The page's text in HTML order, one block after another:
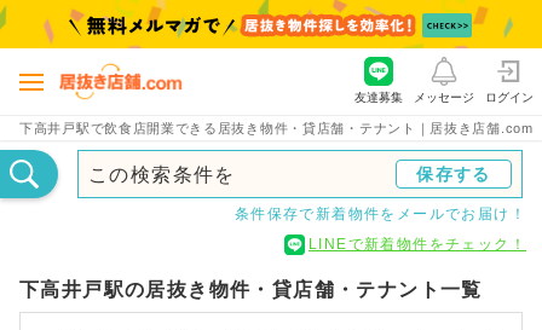
下高井戸駅で飲食店開業できる居抜き物件・貸店舗・テナント｜居抜き店舗.com
友達募集 メッセージ ログイン
この検索条件を 保存する
条件保存で新着物件をメールでお届け！
LINEで新着物件をチェック！
下高井戸駅の居抜き物件・貸店舗・テナント一覧